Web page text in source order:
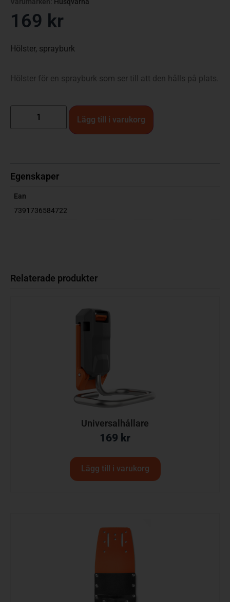
Varumärken Husqvarna
169 kr
Hölster, sprayburk
Hölster för en sprayburk som ser till att den hålls på plats.
Lägg till i varukorg
Egenskaper
Ean
7391736584722
Relaterade produkter
Universalhållare
169 kr
Lägg till i varukorg